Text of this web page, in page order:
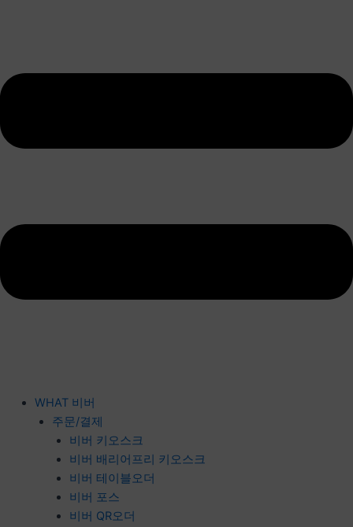
WHAT 비버
주문/결제
비버 키오스크
비버 배리어프리 키오스크
비버 테이블오더
비버 포스
비버 QR오더